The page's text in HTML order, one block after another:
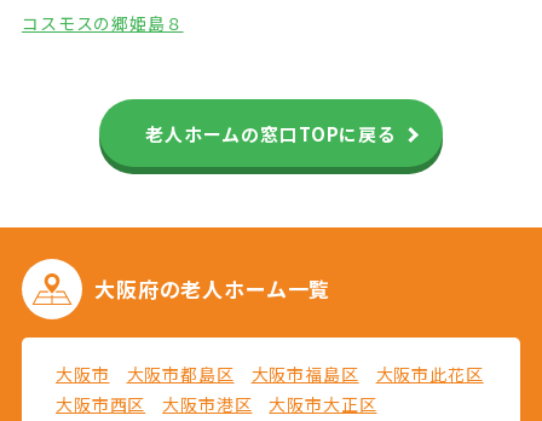
コスモスの郷姫島８
老人ホームの窓口TOPに戻る
大阪府の老人ホーム一覧
大阪市 大阪市都島区 大阪市福島区
大阪市此花区
大阪市西区
大阪市港区
大阪市大正区